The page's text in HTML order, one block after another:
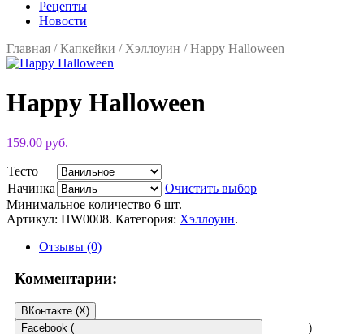
Рецепты
Новости
Главная /Капкейки / Хэллоуин / Happy Halloween
Happy Halloween
159.00 руб.
Тесто
Начинка
Очистить выбор
Минимальное количество 6 шт.
Артикул: HW0008. Категория: Хэллоуин.
Отзывы (0)
Комментарии:
ВКонтакте (X)
Facebook (
)